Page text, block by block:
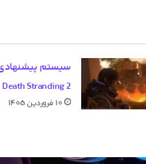
سیستم
Death Stranding 2
۱۰ فروردین ۱۴۰۵